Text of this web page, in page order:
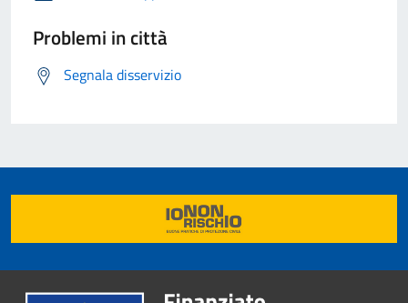
Problemi in città
Segnala disservizio